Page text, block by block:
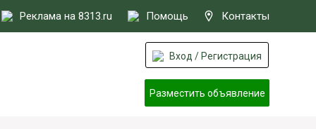
Реклама на 8313.ru Помощь Контакты
Вход / Регистрация
Разместить объявление